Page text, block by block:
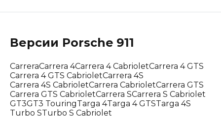
Версии Porsche 911
CarreraCarrera 4Carrera 4 CabrioletCarrera 4 GTS
Carrera 4 GTS CabrioletCarrera 4S
Carrera 4S CabrioletCarrera CabrioletCarrera GTS
Carrera GTS CabrioletCarrera SCarrera S Cabriolet
GT3GT3 TouringTarga 4Targa 4 GTSTarga 4S
Turbo STurbo S Cabriolet